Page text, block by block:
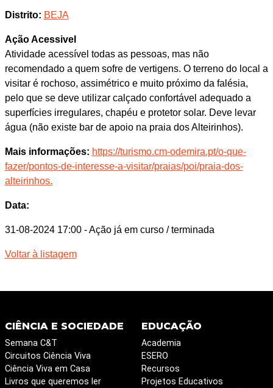
Distrito: BEJA
Ação Acessivel
Atividade acessível todas as pessoas, mas não
recomendado a quem sofre de vertigens. O terreno do local a
visitar é rochoso, assimétrico e muito próximo da falésia,
pelo que se deve utilizar calçado confortável adequado a
superfícies irregulares, chapéu e protetor solar. Deve levar
água (não existe bar de apoio na praia dos Alteirinhos).
Mais informações: https://turismo.cm-odemira.pt/o-que-
fazer/pontos-de-interesse-a-visitar/praias/poi/praia-dos-
alteirinhos.
Data:
31-08-2024 17:00 - Ação já em curso / terminada
Voltar à listagem
CIÊNCIA E SOCIEDADE
Semana C&T
Circuitos Ciência Viva
Ciência Viva em Casa
Livros que queremos ler
EDUCAÇÃO
Academia
ESERO
Recursos
Projetos Educativos